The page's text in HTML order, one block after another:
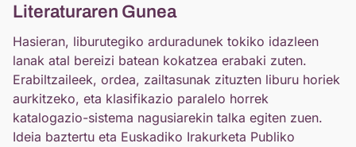
Literaturaren Gunea
Hasieran, liburutegiko arduradunek tokiko idazleen
lanak atal bereizi batean kokatzea erabaki zuten.
Erabiltzaileek, ordea, zailtasunak zituzten liburu horiek
aurkitzeko, eta klasifikazio paralelo horrek
katalogazio-sistema nagusiarekin talka egiten zuen.
Ideia baztertu eta Euskadiko Irakurketa Publiko